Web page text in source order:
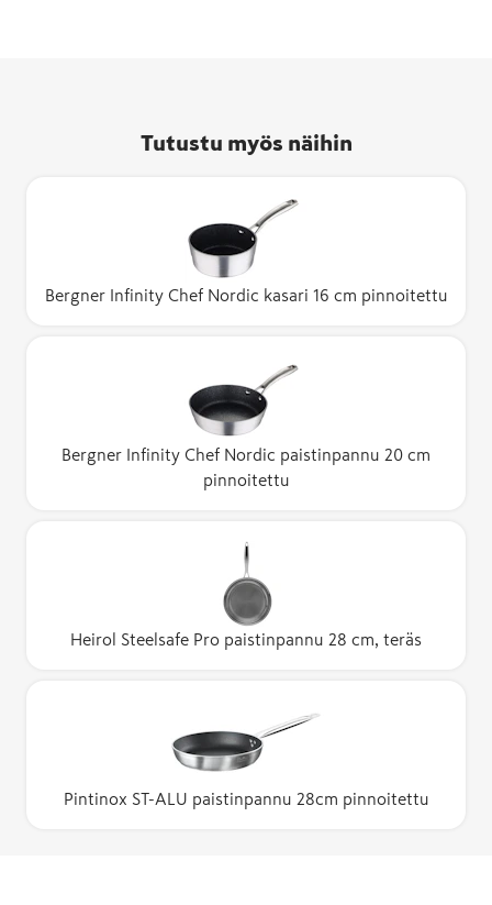
Tutustu myös näihin
Bergner Infinity Chef Nordic kasari 16 cm pinnoitettu
Bergner Infinity Chef Nordic paistinpannu 20 cm
pinnoitettu
Heirol Steelsafe Pro paistinpannu 28 cm, teräs
Pintinox ST-ALU paistinpannu 28cm pinnoitettu